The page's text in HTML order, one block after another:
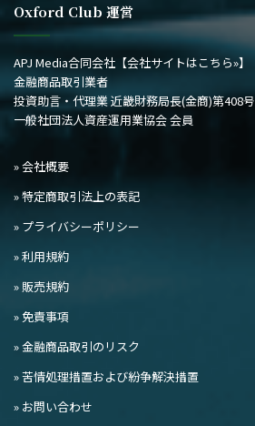
Oxford Club 運営
APJ Media合同会社 【会社サイトはこちら»】
金融商品取引業者
投資助言・代理業 近畿財務局長(金商)第408号
一般社団法人資産運用業協会 会員
» 会社概要
» 特定商取引法上の表記
» プライバシーポリシー
» 利用規約
» 販売規約
» 免責事項
» 金融商品取引のリスク
» 苦情処理措置および紛争解決措置
» お問い合わせ